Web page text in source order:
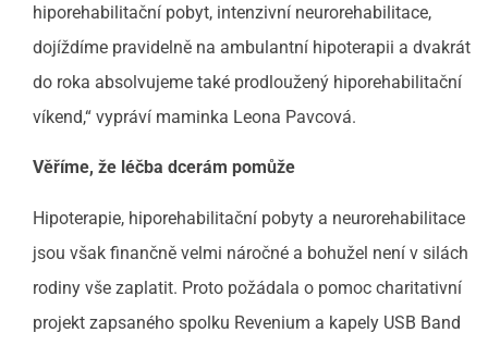
hiporehabilitační pobyt, intenzivní neurorehabilitace,
dojíždíme pravidelně na ambulantní hipoterapii a dvakrát
do roka absolvujeme také prodloužený hiporehabilitační
víkend,“ vypráví maminka Leona Pavcová.
Věříme, že léčba dcerám pomůže
Hipoterapie, hiporehabilitační pobyty a neurorehabilitace
jsou však finančně velmi náročné a bohužel není v silách
rodiny vše zaplatit. Proto požádala o pomoc charitativní
projekt zapsaného spolku Revenium a kapely USB Band